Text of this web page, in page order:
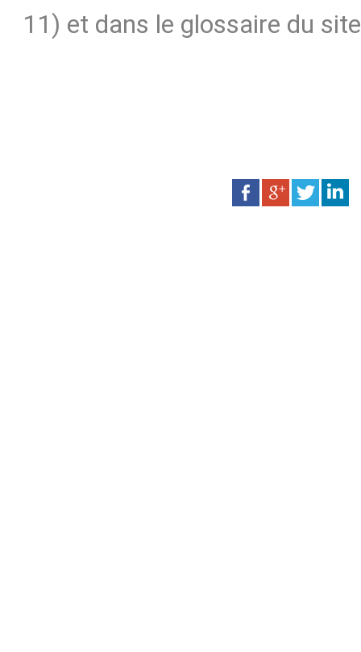
11) et dans le glossaire du